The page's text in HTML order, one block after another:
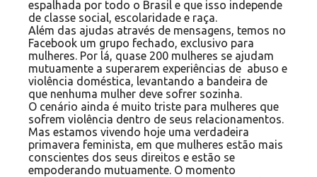
espalhada por todo o Brasil e que isso independe
de classe social, escolaridade e raça.
Além das ajudas através de mensagens, temos no
Facebook um grupo fechado, exclusivo para
mulheres. Por lá, quase 200 mulheres se ajudam
mutuamente a superarem experiências de abuso e
violência doméstica, levantando a bandeira de
que nenhuma mulher deve sofrer sozinha.
O cenário ainda é muito triste para mulheres que
sofrem violência dentro de seus relacionamentos.
Mas estamos vivendo hoje uma verdadeira
primavera feminista, em que mulheres estão mais
conscientes dos seus direitos e estão se
empoderando mutuamente. O momento